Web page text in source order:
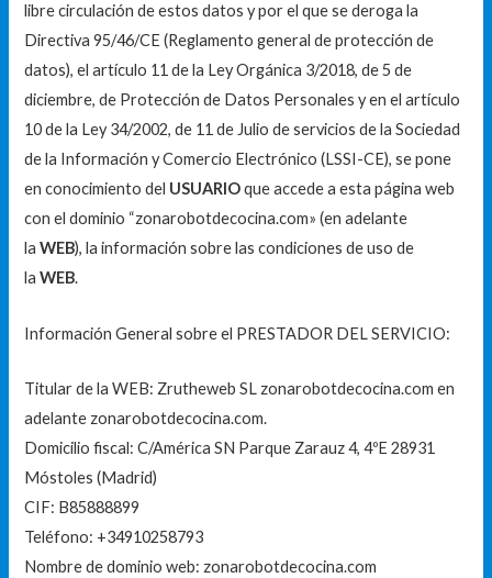
libre circulación de estos datos y por el que se deroga la
Directiva 95/46/CE (Reglamento general de protección de
datos), el artículo 11 de la Ley Orgánica 3/2018, de 5 de
diciembre, de Protección de Datos Personales y en el artículo
10 de la Ley 34/2002, de 11 de Julio de servicios de la Sociedad
de la Información y Comercio Electrónico (LSSI-CE), se pone
en conocimiento del USUARIOque accede a esta página web
con el dominio “zonarobotdecocina.com» (en adelante
laWEB), la información sobre las condiciones de uso de
laWEB.
Información General sobre el PRESTADOR DEL SERVICIO:
Titular de la WEB: Zrutheweb SL zonarobotdecocina.com en
adelante zonarobotdecocina.com.
Domicilio fiscal: C/América SN Parque Zarauz 4, 4ºE 28931
Móstoles (Madrid)
CIF: B85888899
Teléfono: +34910258793
Nombre de dominio web: zonarobotdecocina.com